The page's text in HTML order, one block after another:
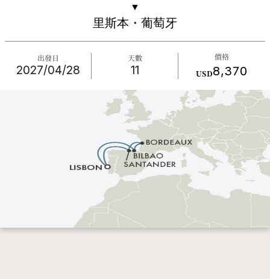
▼
里斯本・葡萄牙
出發日
2027/04/28
天數
11
價格
USD8,370